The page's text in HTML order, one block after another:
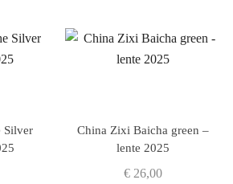
Silver
China Zixi Baicha green –
lente 2025
€ 26,00